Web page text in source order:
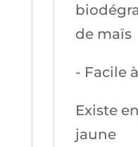
de maïs
- Facile
Existe
jaune